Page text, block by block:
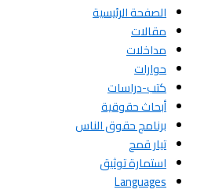
الصفحة الرئيسية
مقالات
مداخلات
حوارات
كتب-دراسات
أبحاث حقوقية
برنامج حقوق الناس
تيار قمح
استمارة توثيق
Languages